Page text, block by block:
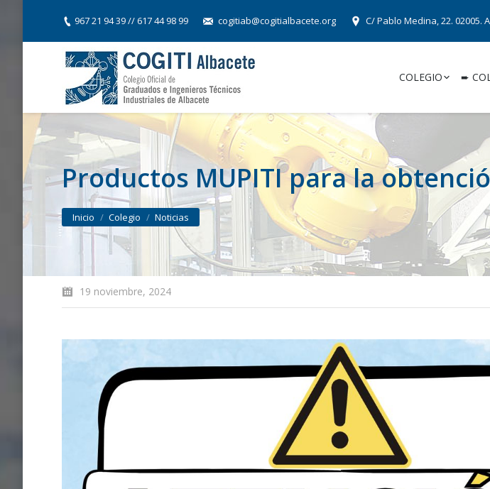
967 21 94 39 // 617 44 98 99 cogitiab@cogitialbacete.org C/ Pablo Medina, 22. 02005.
COLEGIO ➨
Productos MUPITI para la
You are here:
Inicio Colegio Noticias
19 noviembre, 2024